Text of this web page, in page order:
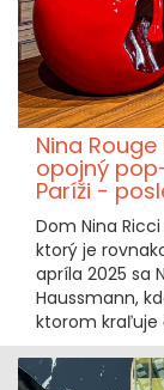
Nina
opojný
Paríži -
Dom Nina
ktorý je
apríla 2025 sa
Haussmann,
ktorom kraľuje